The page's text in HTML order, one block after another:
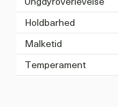
Holdbarhed
Malketid
Temperament